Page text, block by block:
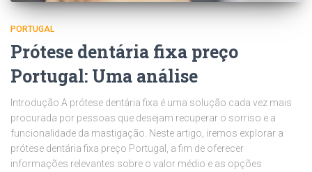
PORTUGAL
Prótese dentária fixa preço
Portugal: Uma análise
Introdução A prótese dentária fixa é uma solução cada vez mais
procurada por pessoas que desejam recuperar o sorriso e a
funcionalidade da mastigação. Neste artigo, iremos explorar a
prótese dentária fixa preço Portugal, a fim de oferecer
informações relevantes sobre o valor médio e as opções